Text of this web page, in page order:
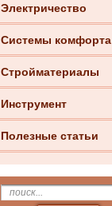
Электричество
Системы комфорта
Стройматериалы
Инструмент
Полезные статьи